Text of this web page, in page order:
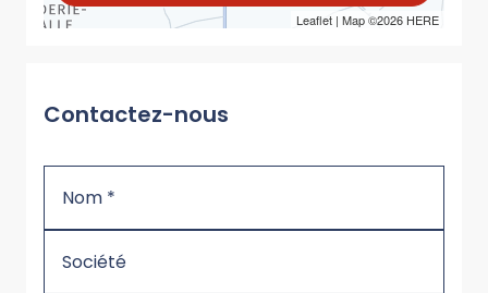
Leaflet | Map ©2026 HERE
Contactez-nous